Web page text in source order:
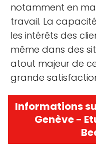
notamment en
travail. La
les intérêts des
même dans des
atout majeur de
grande
Informations
Genève -